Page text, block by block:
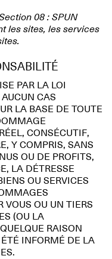
08 : SPUN
les sites, les services
PAR LA LOI
CAS
LA BASE DE TOUTE
CONSÉCUTIF,
Y COMPRIS, SANS
OU DE PROFITS,
LA DÉTRESSE
OU SERVICES
VOUS OU UN TIERS
(OU LA
RAISON
INFORMÉ DE LA